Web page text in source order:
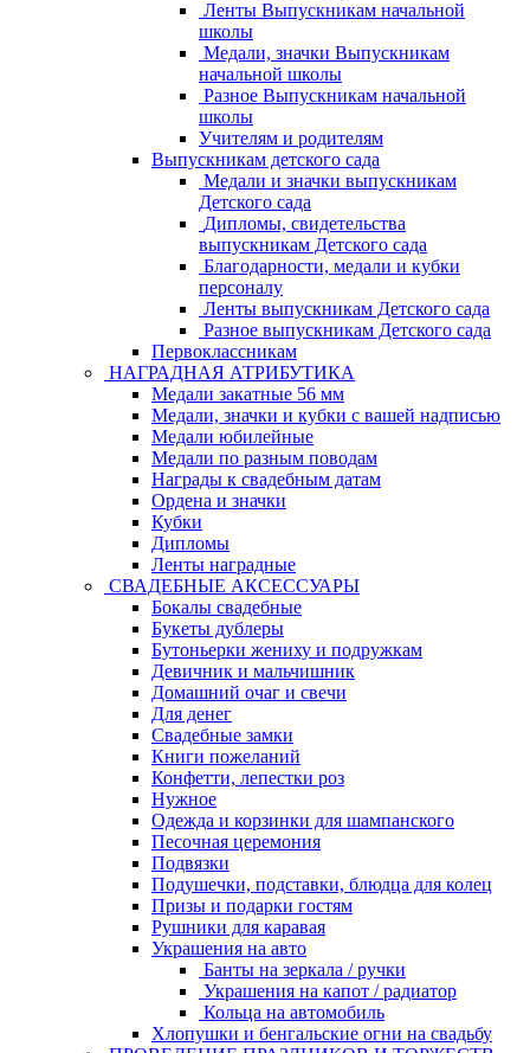
Ленты Выпускникам начальной
школы
Медали, значки Выпускникам
начальной школы
Разное Выпускникам начальной
школы
Учителям и родителям
Выпускникам детского сада
Медали и значки выпускникам
Детского сада
Дипломы, свидетельства
выпускникам Детского сада
Благодарности, медали и кубки
персоналу
Ленты выпускникам Детского сада
Разное выпускникам Детского сада
Первоклассникам
НАГРАДНАЯ АТРИБУТИКА
Медали закатные 56 мм
Медали, значки и кубки с вашей надписью
Медали юбилейные
Медали по разным поводам
Награды к свадебным датам
Ордена и значки
Кубки
Дипломы
Ленты наградные
СВАДЕБНЫЕ АКСЕССУАРЫ
Бокалы свадебные
Букеты дублеры
Бутоньерки жениху и подружкам
Девичник и мальчишник
Домашний очаг и свечи
Для денег
Свадебные замки
Книги пожеланий
Конфетти, лепестки роз
Нужное
Одежда и корзинки для шампанского
Песочная церемония
Подвязки
Подушечки, подставки, блюдца для колец
Призы и подарки гостям
Рушники для каравая
Украшения на авто
Банты на зеркала / ручки
Украшения на капот / радиатор
Кольца на автомобиль
Хлопушки и бенгальские огни на свадьбу